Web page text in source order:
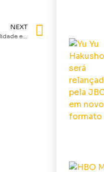
NEXT
Bailarina amplia universo de John Wick com personalidade e muito tiroteio | Crítica